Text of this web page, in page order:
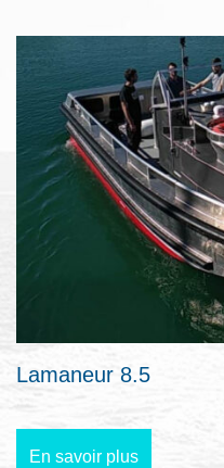
Lamaneur 8.5
En savoir plus